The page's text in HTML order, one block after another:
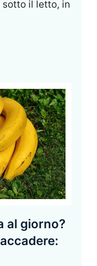
il letto, in
al giorno?